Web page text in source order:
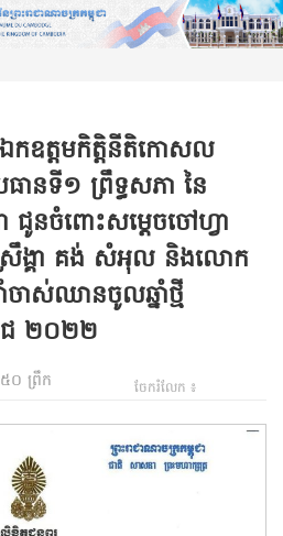
កឧត្តមកិត្តិនីតិកោសល
នទី១ ព្រឹទ្ធសភា នៃ
ជូនចំពោះសម្តេចចៅហ្វា
រឹង្គា គង់ សំអុល និងលោក
ាំចាស់ឈានចូលឆ្នាំថ្មី
ជ ២០២២
០ ព្រឹក ចែករំលែក ៖